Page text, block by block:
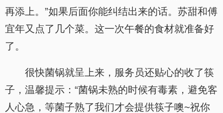
再添上。”如果后面你能纠结出来的话。苏甜和傅
宜年又点了几个菜。这一次午餐的食材就准备好
了。
很快菌锅就呈上来，服务员还贴心的收了筷
子，温馨提示：“菌锅未熟的时候有毒素，避免客
人心急，等菌子熟了我们才会提供筷子噢~祝你